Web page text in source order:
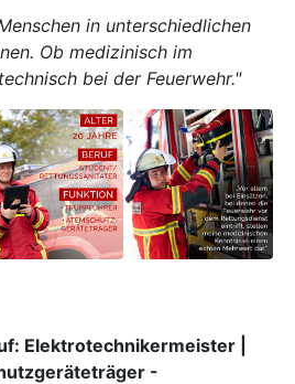
in unterschiedlichen
Ob medizinisch im
bei der Feuerwehr."
Elektrotechnikermeister |
-